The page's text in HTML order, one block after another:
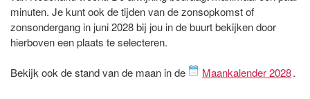
minuten. Je kunt ook de tijden van de zonsopkomst of
zonsondergang in juni 2028 bij jou in de buurt bekijken door
hierboven een plaats te selecteren.
Bekijk ook de stand van de maan in de Maankalender 2028.